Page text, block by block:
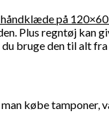
på 120×60
Plus regntøj kan
du bruge den til alt
købe